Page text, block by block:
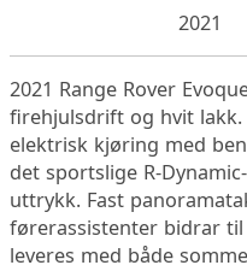
2021
2021 Range Rover
firehjulsdrift og hvit
elektrisk kjøring med
det sportslige R-
uttrykk. Fast
førerassistenter bidrar
leveres med både